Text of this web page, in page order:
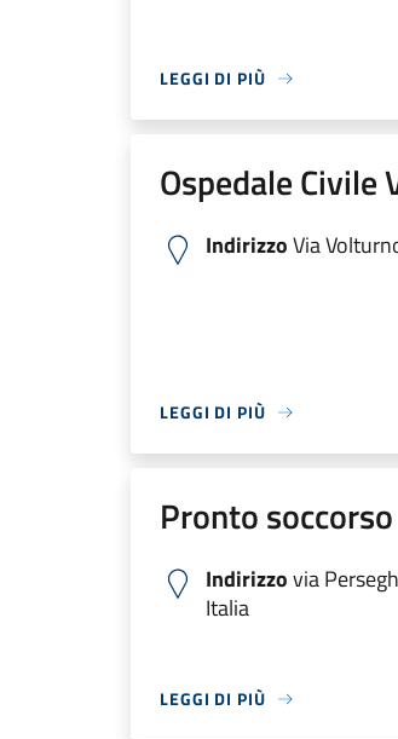
LEGGI DI PIÙ
Ospedale Civile
IndirizzoVia
LEGGI DI PIÙ
Pronto soccorso
Indirizzovia
Italia
LEGGI DI PIÙ